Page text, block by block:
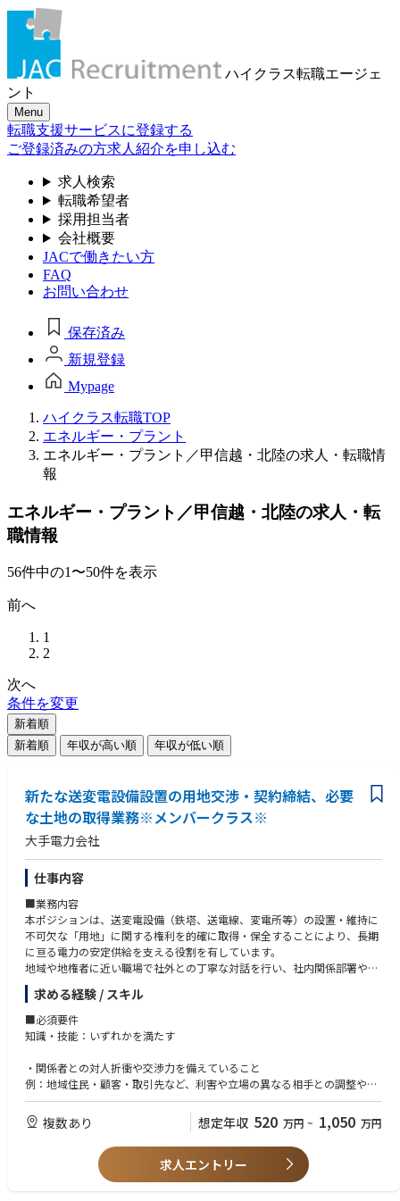
ハイクラス転職エージェ
ント
Menu
転職支援サービスに登録する
ご登録済みの方求人紹介を申し込む
求人検索
転職希望者
採用担当者
会社概要
JACで働きたい方
FAQ
お問い合わせ
保存済み
新規登録
Mypage
ハイクラス転職TOP
エネルギー・プラント
エネルギー・プラント／甲信越・北陸の求人・転職情
報
エネルギー・プラント／甲信越・北陸の求人・転
職情報
56件中の1〜50件を表示
前へ
1
2
次へ
条件を変更
新着順
新着順
年収が高い順 年収が低い順
新たな送変電設備設置の用地交渉・契約締結、必要
な土地の取得業務※メンバークラス※
大手電力会社
仕事内容
■業務内容
本ポジションは、送変電設備（鉄塔、送電線、変電所等）の設置・維持に
不可欠な「用地」に関する権利を的確に取得・保全することにより、長期
に亘る電力の安定供給を支える役割を有しています。
地域や地権者に近い職場で社外との丁寧な対話を行い、社内関係部署や委
託先と連携しながら業務を遂行していきます。
【業務詳細】
・計画・技術系職場からの依頼に基づく地域・地権者との用地交渉
・工務部建設センター各グループ、各総支社管財グループ、送変電工事会
社との調整
■職責
入社後は、用地交渉を中心とした実務を担い、関係者との調整役として業
務を進めていただきます。
所属長やグループ、チームの対応方針のもと一定の裁量をもって対応しま
求める経験 / スキル
■必須要件
知識・技能：いずれかを満たす
・関係者との対人折衝や交渉力を備えていること
例：地域住民・顧客・取引先など、利害や立場の異なる相手との調整や合
意形成を伴う業務経験
・不動産取引に関する基本的な知識を有すること
例：売買・賃貸借・地上権設定などの契約形態や、登記・境界・権利関係
に関する基礎的な理解
複数あり 想定年収 520 万円 ~ 1,050 万円
求人エントリー